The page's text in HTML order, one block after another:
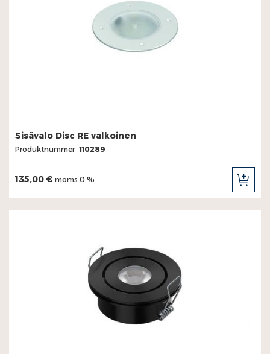
Sisävalo Disc RE valkoinen
Produktnummer 110289
135,00 € moms 0 %
I